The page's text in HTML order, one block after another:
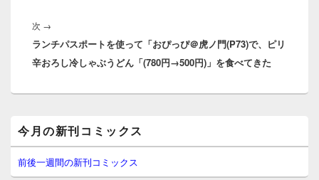
ゲ
ー
シ
ョ
次 →
の
投
ランチパスポートを使って「おぴっぴ＠虎ノ門(P73)で、ピリ
辛おろし冷しゃぶうどん「(780円→500円)」を食べてきた
イ
ン
サ
イ
今月の新刊コミックス
前後一週間の新刊コミックス